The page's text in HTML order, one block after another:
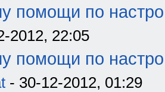
помощи по
2012, 22:05
помощи по
- 30-12-2012, 01:29